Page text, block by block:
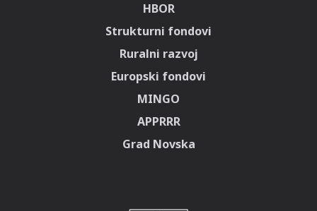
HBOR
Strukturni fondovi
Ruralni razvoj
Europski fondovi
MINGO
APPRRR
Grad Novska